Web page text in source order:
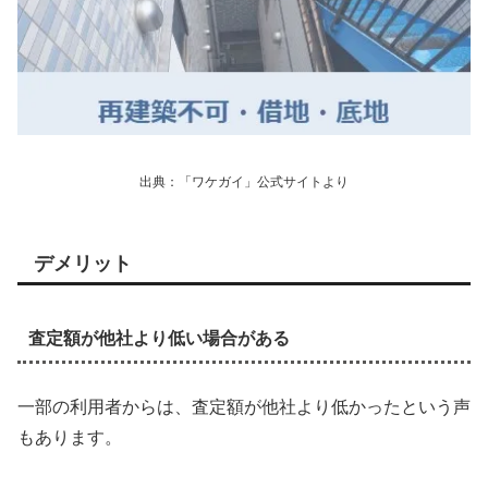
出典：「ワケガイ」公式サイトより
デメリット
査定額が他社より低い場合がある
一部の利用者からは、査定額が他社より低かったという声
もあります。